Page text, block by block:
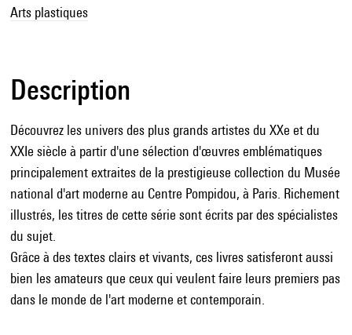
Arts plastiques
Description
Découvrez les univers des plus grands artistes du XXe et du
XXIe siècle à partir d'une sélection d'œuvres emblématiques
principalement extraites de la prestigieuse collection du Musée
national d'art moderne au Centre Pompidou, à Paris. Richement
illustrés, les titres de cette série sont écrits par des spécialistes
du sujet.
Grâce à des textes clairs et vivants, ces livres satisferont aussi
bien les amateurs que ceux qui veulent faire leurs premiers pas
dans le monde de l'art moderne et contemporain.